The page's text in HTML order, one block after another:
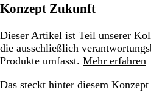
Konzept Zukunft
Dieser Artikel ist Teil unserer
die ausschließlich
Produkte umfasst. Mehr erfahren
Das steckt hinter diesem Konzept